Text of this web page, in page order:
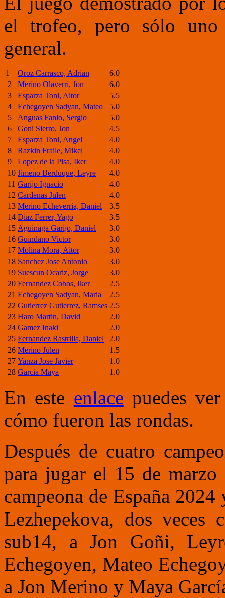
el trofeo, pero sólo uno
general.
1 Oroz Carrasco, Adrian
6.0
2
Merino Olaverri, Jon
6.0
3
Esparza Toni, Aitor
5.5
4
Echegoyen Sadyan, Mateo
5.0
5
Anguas Fanlo, Sergio
5.0
6
Goni Sierro, Jon
4.5
7
Esparza Toni, Angel
4.0
8
Razkin Fraile, Mikel
4.0
9
Lopez de la Pisa, Iker
4.0
10 Jimeno Berduque, Leyre
4.0
11 Garijo Ignacio
4.0
12 Cardenas Julen
4.0
13 Merino Echeverria, Daniel
3.5
14 Diaz Ferrer, Yago
3.5
15 Aguinaga Garijo, Daniel
3.0
16 Guindano Victor
3.0
17 Molina Mora, Aitor
3.0
18 Sanchez Jose Antonio
3.0
19 Suescun Ocariz, Jorge
3.0
20 Fernandez Cobos, Iker
2.5
21 Echegoyen Sadyan, Maria
2.5
22 Gutierrez Gutierrez, Ramses 2.5
23 Haro Martin, David
2.0
24 Gamez Inaki
2.0
25 Fernandez Rastrilla, Daniel
2.0
26 Merino Julen
1.5
27 Yanza Jose Javier
1.0
28 Garcia Maya 1.0
En este enlace puedes
cómo fueron las rondas.
Después de cuatro
para jugar el 15 de marzo
campeona de España
Lezhepekova, dos veces
sub14, a Jon Goñi,
Echegoyen, Mateo
a Jon Merino y Maya